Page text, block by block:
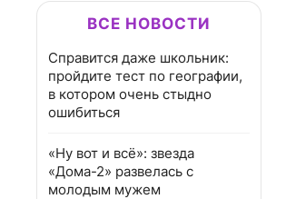
ВСЕ НОВОСТИ
Справится даже школьник:
пройдите тест по географии,
в котором очень стыдно
ошибиться
«Ну вот и всё»: звезда
«Дома-2» развелась с
молодым мужем